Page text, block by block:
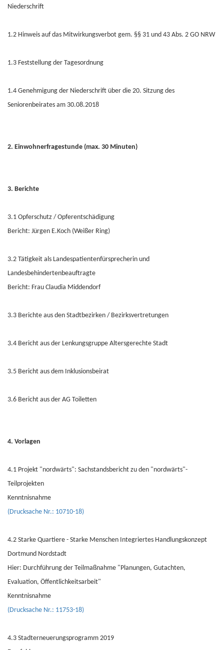
Niederschrift
1.2 Hinweis auf das Mitwirkungsverbot gem. §§ 31 und 43 Abs. 2 GO NRW
1.3 Feststellung der Tagesordnung
1.4 Genehmigung der Niederschrift über die 20. Sitzung des
Seniorenbeirates am 30.08.2018
2. Einwohnerfragestunde (max. 30 Minuten)
3. Berichte
3.1 Opferschutz / Opferentschädigung
Bericht: Jürgen E.Koch (Weißer Ring)
3.2 Tätigkeit als Landespatientenfürsprecherin und
Landesbehindertenbeauftragte
Bericht: Frau Claudia Middendorf
3.3 Berichte aus den Stadtbezirken / Bezirksvertretungen
3.4 Bericht aus der Lenkungsgruppe Altersgerechte Stadt
3.5 Bericht aus dem Inklusionsbeirat
3.6 Bericht aus der AG Toiletten
4. Vorlagen
4.1 Projekt "nordwärts": Sachstandsbericht zu den "nordwärts"-
Teilprojekten
Kenntnisnahme
(Drucksache Nr.: 10710-18)
4.2 Starke Quartiere - Starke Menschen Integriertes Handlungskonzept
Dortmund Nordstadt
Hier: Durchführung der Teilmaßnahme "Planungen, Gutachten,
Evaluation, Öffentlichkeitsarbeit"
Kenntnisnahme
(Drucksache Nr.: 11753-18)
4.3 Stadterneuerungsprogramm 2019